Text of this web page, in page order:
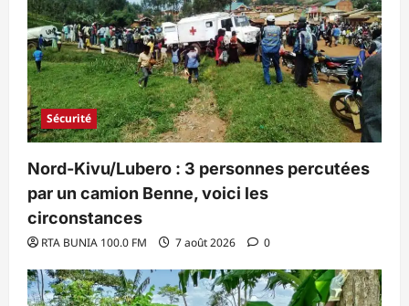
Sécurité
Nord-Kivu/Lubero : 3 personnes percutées
par un camion Benne, voici les
circonstances
RTA BUNIA 100.0 FM 7 août 2026 0